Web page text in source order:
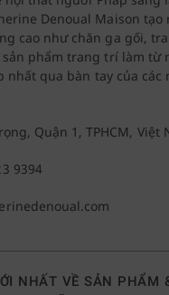
Denoual Maison tạo
cao như chăn ga gối,
sản phẩm trang trí làm từ
nhất qua bàn tay của các
Quận 1, TPHCM, Việt
9394
NHẤT VỀ SẢN PHẨM